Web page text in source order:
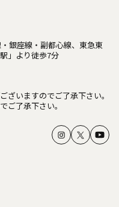
銀座線・副都心線、東急東
」より徒歩7分
いますのでご了承下さい。
ご了承下さい。